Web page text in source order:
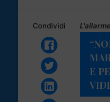
Condividi L'allarme
E